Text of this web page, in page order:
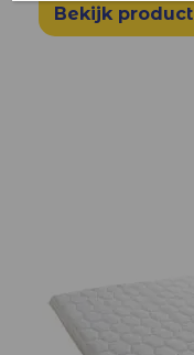
Bekijk product